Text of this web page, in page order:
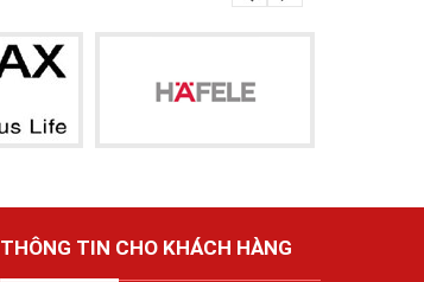
THÔNG TIN CHO KHÁCH HÀNG